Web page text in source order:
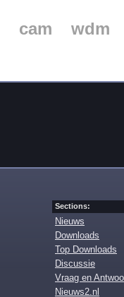
cam
wdm
Sections:
Nieuws
Downloads
Top Downloads
Discussie
Vraag en
Nieuws2.nl